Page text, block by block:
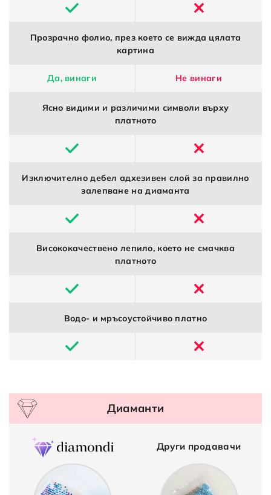
Прозрачно фолио, през което се вижда цялата
картина
Да, винаги Не винаги
Ясно видими и различими символи върху
платното
Изключително дебел адхезивен слой за правилно
залепване на диаманта
Висококачествено лепило, което не смачква
платното
Водо- и мръсоустойчиво платно
Диаманти
Други продавачи